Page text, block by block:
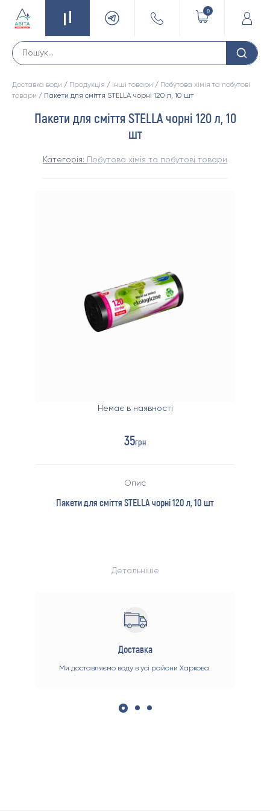
0
Доставка води / Продукція / Інші товари / Побутова хімія та побутові
товари / Пакети для сміття STELLA чорні 120 л, 10 шт
Пакети для сміття STELLA чорні 120 л, 10
шт
Категорія: Побутова хімія та побутові товари
Немає в наявності
35грн
Опис
Пакети для сміття STELLA чорні 120 л, 10 шт
Детальніше
Доставка
Ми доставляємо воду в усі райони Харкова.